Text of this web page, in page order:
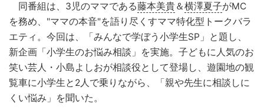
同番組は、3児のママである藤本美貴＆横澤夏子がMC
を務め、"ママの本音"を語り尽くすママ特化型トークバラ
エティ。今回は、「みんなで学ぼう小学生SP」と題し、
新企画「小学生のお悩み相談」を実施。子どもに人気のお
笑い芸人・小島よしおが相談役として登場し、遊園地の観
覧車に小学生と2人で乗りながら、「親や先生に相談しに
くい悩み」を聞いた。